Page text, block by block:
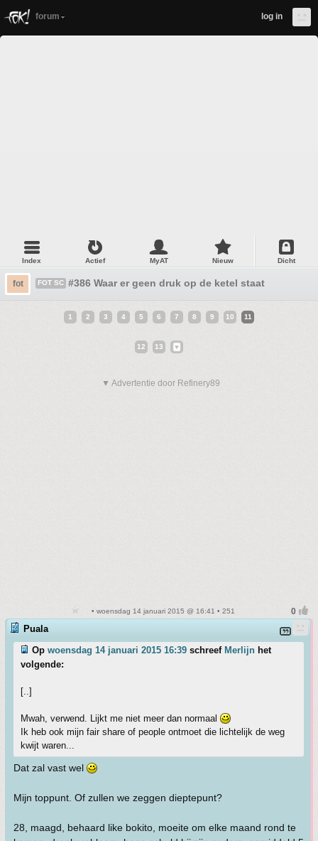
forum log in
Index Actief MyAT Nieuw Dicht
fot FOT SC #386 Waar er geen druk op de ketel staat
1 2 3 4 5 6 7 8 9 10 11
12 13
▼ Advertentie door Refinery89
• woensdag 14 januari 2015 @ 16:41 • 251
Puala
Op woensdag 14 januari 2015 16:39 schreef Merlijn het
volgende:
[..]
Mwah, verwend. Lijkt me niet meer dan normaal
Ik heb ook mijn fair share of people ontmoet die lichtelijk de weg
kwijt waren...
Dat zal vast wel
Mijn toppunt. Of zullen we zeggen dieptepunt?
28, maagd, behaard like bokito, moeite om elke maand rond te